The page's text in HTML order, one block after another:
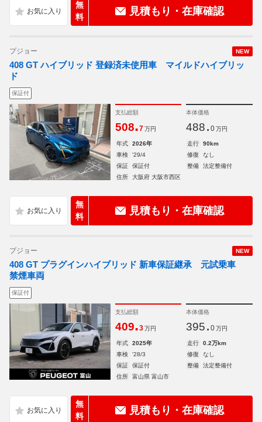
無
料
見積もり・在庫確認
NEW
プジョー
408 GT ハイブリッド 登録済未使用車 マイルドハイブリッ
ド
保証付
支払総額
508.7 万円
本体価格
488. 0 万円
年式 2026年 走行
90km
車検
'29/4 修復
なし
保証
保証付 整備
法定整備付
住所
大阪府 大阪市西区
無
料
見積もり・在庫確認
NEW
プジョー
408 GT プラグインハイブリッド 新車保証継承 元試乗車
禁煙車両
保証付
支払総額
409.3 万円
本体価格
395. 0 万円
年式 2025年 走行
0.2万km
車検
'28/3 修復
なし
保証
保証付 整備
法定整備付
住所
富山県 富山市
無
料
見積もり・在庫確認